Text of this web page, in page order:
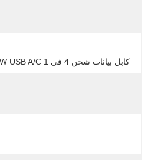
كابل بيانات شحن 4 في 1 QC3.0 PD65W USB A/C إلى USB C/L